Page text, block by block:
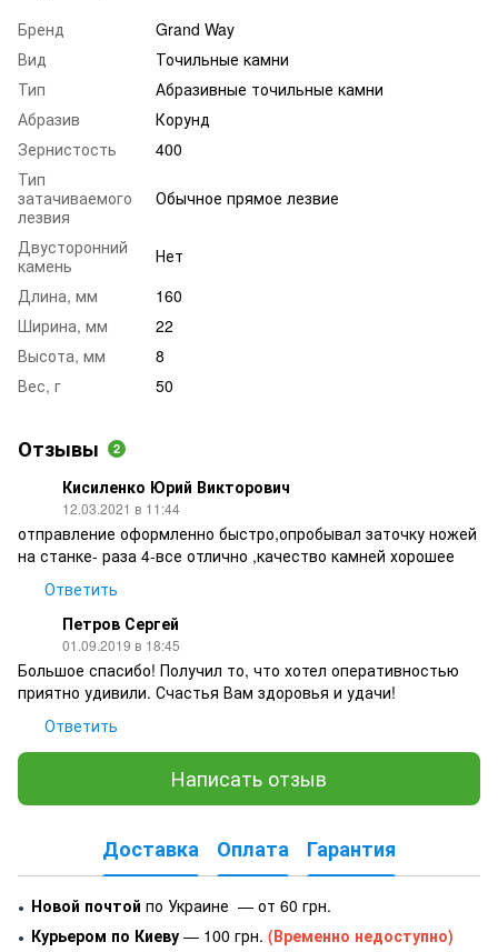
Бренд
Grand Way
Вид
Точильные камни
Тип
Абразивные точильные камни
Абразив
Корунд
Зернистость
400
Тип
затачиваемого
лезвия
Обычное прямое лезвие
Двусторонний
камень
Нет
Длина, мм
160
Ширина, мм
22
Высота, мм
8
Вес, г
50
Отзывы 2
Кисиленко Юрий Викторович
12.03.2021 в 11:44
отправление оформленно быстро,опробывал заточку ножей
на станке- раза 4-все отлично ,качество камней хорошее
Ответить
Петров Сергей
01.09.2019 в 18:45
Большое спасибо! Получил то, что хотел оперативностью
приятно удивили. Счастья Вам здоровья и удачи!
Ответить
Написать отзыв
Доставка Оплата Гарантия
● Новой почтой по Украине — от 60 грн.
● Курьером по Киеву — 100 грн. (Временно недоступно)